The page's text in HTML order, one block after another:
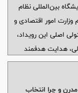
بین‌المللی نظام
امور اقتصادی و
اصلی این رویداد،
هدایت هدفمند
اقتصادی در
و چرا انتخاب